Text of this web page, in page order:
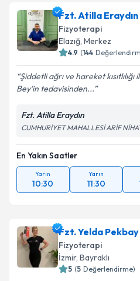
Fzt. Atilla Eraydın
Fizyoterapi
Elazığ, Merkez
4.9 (144
Şiddetli ağrı ve hareket
Bey’in tedavisinden...
Fzt. Atilla Eraydın
CUMHURİYET MAHALLESİ ARİF
En Yakın Saatler
Yarın
10:30
Yarın
11:30
Fzt. Yelda Pekbay
Fizyoterapi
İzmir, Bayraklı
5 (5 Değerlendirme)